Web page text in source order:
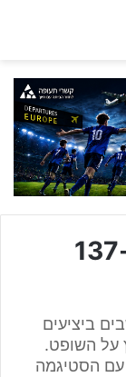
"שופט נדרש בממוצע ל-137
ביציעים
על השופט.
עם הסטיגמה